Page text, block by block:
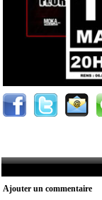
Ajouter un commentaire